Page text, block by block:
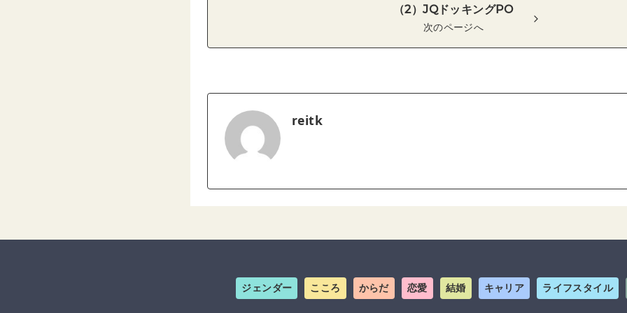
（2）JQドッキングPO
次のページへ
reitk
ジェンダー こころ からだ 恋愛 結婚 キャリア ライフスタイル